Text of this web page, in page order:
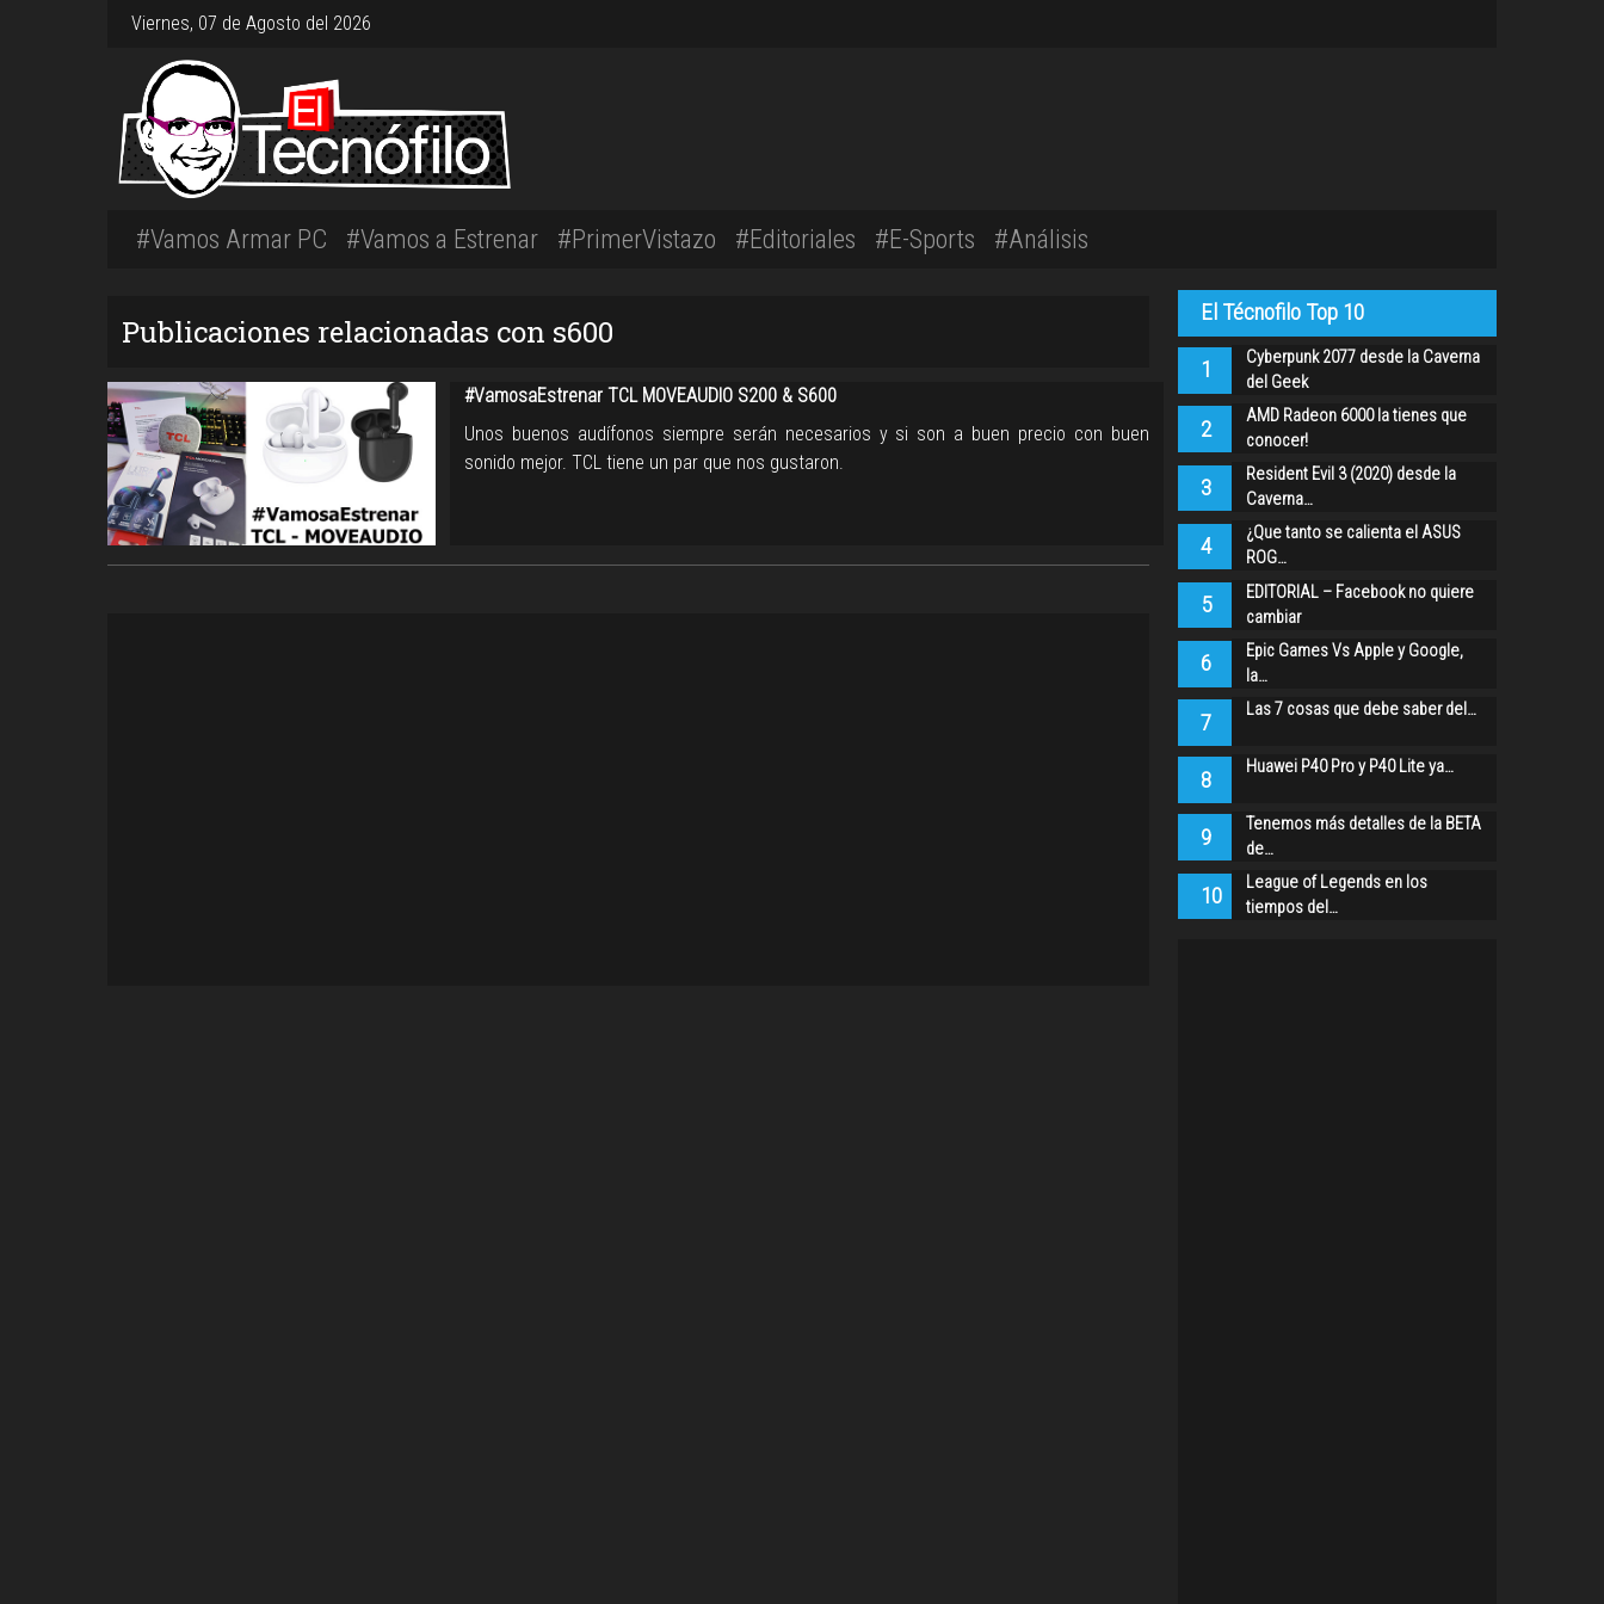
Viernes, 07 de Agosto del 2026
#Vamos Armar PC #Vamos a Estrenar #PrimerVistazo #Editoriales #E-Sports #Análisis
Publicaciones relacionadas con s600
#VamosaEstrenar TCL MOVEAUDIO S200 & S600
Unos buenos audífonos siempre serán necesarios y si son a buen precio con buen
sonido mejor. TCL tiene un par que nos gustaron.
El Técnofilo Top 10
1
Cyberpunk 2077 desde la Caverna
del Geek
2
AMD Radeon 6000 la tienes que
conocer!
3
Resident Evil 3 (2020) desde la
Caverna…
4
¿Que tanto se calienta el ASUS
ROG…
5
EDITORIAL – Facebook no quiere
cambiar
6
Epic Games Vs Apple y Google,
la…
7 Las 7 cosas que debe saber del…
8 Huawei P40 Pro y P40 Lite ya…
9
Tenemos más detalles de la BETA
de…
10
League of Legends en los
tiempos del…